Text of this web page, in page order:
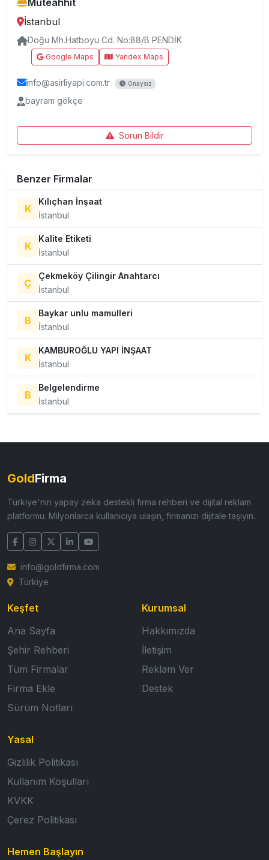
Müteahhit
İstanbul
Doğu Mh.Hatboyu Cd. No:88/B PENDİK
Google Maps Yandex Maps
info@asirliyapi.com.tr Onaysız
bayram gökçe
Sorun Bildir
Benzer Firmalar
K
Kılıçhan İnşaat
İstanbul
K
Kalite Etiketi
İstanbul
Ç
Çekmeköy Çilingir Anahtarcı
İstanbul
B
Baykar unlu mamulleri
İstanbul
K
KAMBUROĞLU YAPI İNŞAAT
İstanbul
B
Belgelendirme
İstanbul
GoldFirma
Türkiye'nin yapay zeka destekli firma rehberi ve dijital reklam
platformu. Milyonlarca kullanıcıya ulaşın, firmanızı dijitale taşıyın.
info@goldfirma.com
Türkiye
Keşfet
Ana Sayfa
Şehir Rehberi
Tüm Firmalar
Firma Ekle
Sürüm Notları
Kurumsal
Hakkımızda
İletişim
Reklam Ver
Destek
Yasal
Gizlilik Politikası
Kullanım Koşulları
KVKK
Çerez Politikası
Hemen Başlayın